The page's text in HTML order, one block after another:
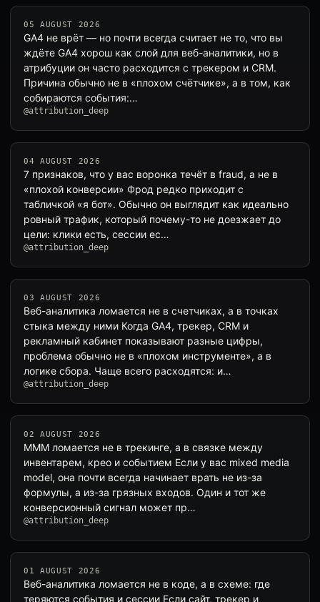
05 AUGUST 2026
GA4 не врёт — но почти всегда считает не то, что вы
ждёте GA4 хорош как слой для веб-аналитики, но в
атрибуции он часто расходится с трекером и CRM.
Причина обычно не в «плохом счётчике», а в том, как
собираются события:…
@attribution_deep
04 AUGUST 2026
7 признаков, что у вас воронка течёт в fraud, а не в
«плохой конверсии» Фрод редко приходит с
табличкой «я бот». Обычно он выглядит как идеально
ровный трафик, который почему-то не доезжает до
цели: клики есть, сессии ес…
@attribution_deep
03 AUGUST 2026
Веб-аналитика ломается не в счетчиках, а в точках
стыка между ними Когда GA4, трекер, CRM и
рекламный кабинет показывают разные цифры,
проблема обычно не в «плохом инструменте», а в
логике сбора. Чаще всего расходятся: и…
@attribution_deep
02 AUGUST 2026
MMM ломается не в трекинге, а в связке между
инвентарем, крео и событием Если у вас mixed media
model, она почти всегда начинает врать не из-за
формулы, а из-за грязных входов. Один и тот же
конверсионный сигнал может пр…
@attribution_deep
01 AUGUST 2026
Веб-аналитика ломается не в коде, а в схеме: где
теряются события и сессии Если сайт, трекер и